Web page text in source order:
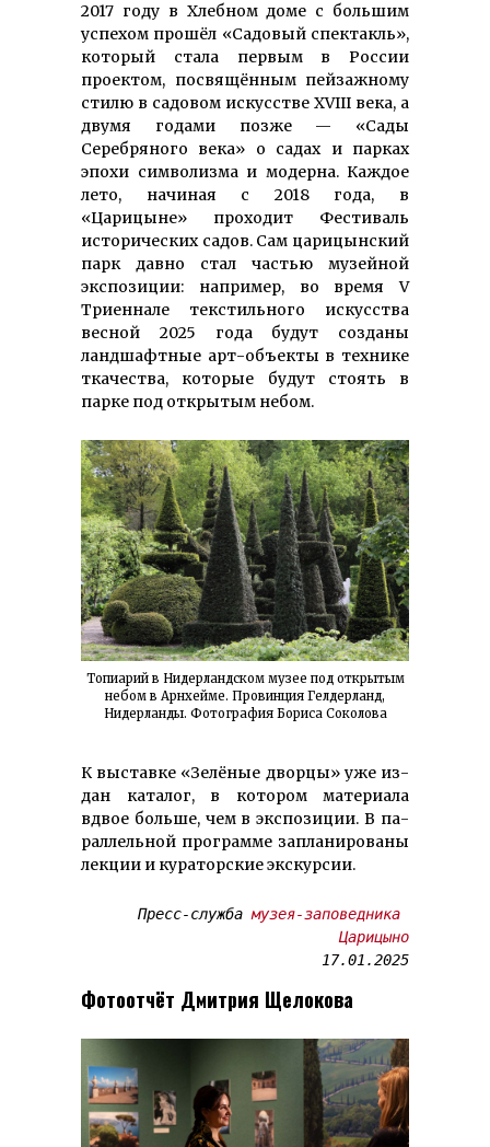
2017 году в Хлебном доме с большим
успехом прошёл «Садовый спектакль»,
который стала первым в России
проектом, посвящённым пейзажному
стилю в садовом искусстве XVIII века, а
двумя годами позже — «Сады
Серебряного века» о садах и парках
эпохи символизма и модерна. Каждое
лето, начиная с 2018 года, в
«Царицыне» проходит Фестиваль
исторических садов. Сам царицынский
парк давно стал частью музейной
экспозиции: например, во время V
Триеннале текстильного искусства
весной 2025 года будут созданы
ландшафтные арт-объекты в технике
ткачества, которые будут стоять в
парке под открытым небом.
Топиарий в Нидерландском музее под открытым
небом в Арнхейме. Провинция Гелдерланд,
Нидерланды. Фотография Бориса Соколова
К выставке «Зелёные дворцы» уже из­
дан каталог, в котором материала
вдвое больше, чем в экспозиции. В па­
раллельной программе запланиро­ваны
лекции и кураторские экскурсии.
Пресс-служба музея-заповедника
Царицыно
17.01.2025
Фотоотчёт Дмитрия Щелокова